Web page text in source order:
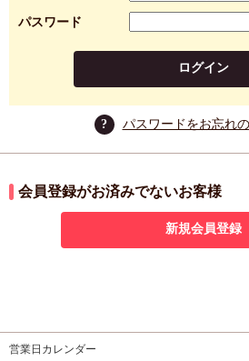
パスワード
ログイン
? パスワードをお忘れ
会員登録がお済みでないお客様
新規会員登録
営業日カレンダー